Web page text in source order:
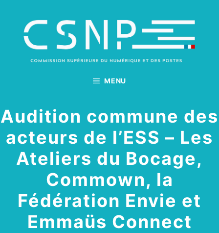
contenu
MENU
Audition commune des
acteurs de l’ESS – Les
Ateliers du Bocage,
Commown, la
Fédération Envie et
Emmaüs Connect